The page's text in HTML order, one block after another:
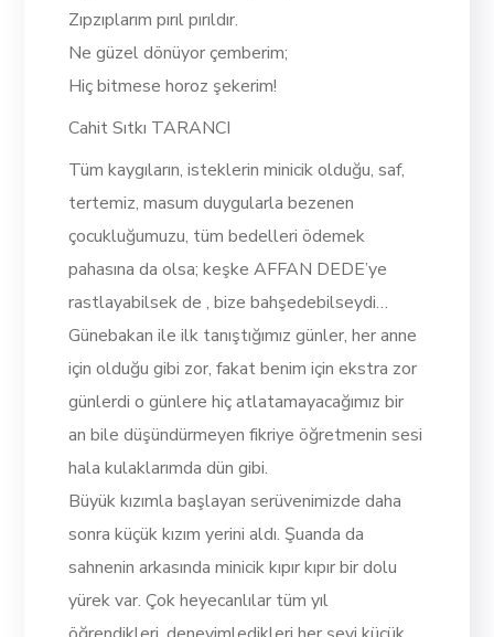
Zıpzıplarım pırıl pırıldır.
Ne güzel dönüyor çemberim;
Hiç bitmese horoz şekerim!
Cahit Sıtkı TARANCI
Tüm kaygıların, isteklerin minicik olduğu, saf,
tertemiz, masum duygularla bezenen
çocukluğumuzu, tüm bedelleri ödemek
pahasına da olsa; keşke AFFAN DEDE’ye
rastlayabilsek de , bize bahşedebilseydi…
Günebakan ile ilk tanıştığımız günler, her anne
için olduğu gibi zor, fakat benim için ekstra zor
günlerdi o günlere hiç atlatamayacağımız bir
an bile düşündürmeyen fikriye öğretmenin sesi
hala kulaklarımda dün gibi.
Büyük kızımla başlayan serüvenimizde daha
sonra küçük kızım yerini aldı. Şuanda da
sahnenin arkasında minicik kıpır kıpır bir dolu
yürek var. Çok heyecanlılar tüm yıl